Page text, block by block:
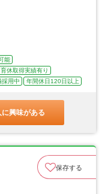
能
休取得実績有り
採用中 年間休日120日以上
に興味がある
保存する